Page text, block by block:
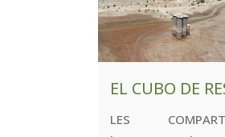
EL CUBO DE
LES